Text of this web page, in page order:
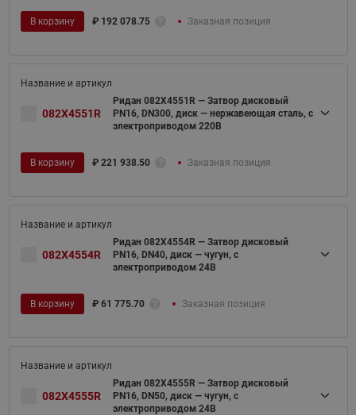
В корзину ₽ 192 078.75 Заказная позиция
082X4551R
Ридан 082X4551R — Затвор дисковый
PN16, DN300, диск — нержавеющая сталь, с
электроприводом 220В
В корзину ₽ 221 938.50 Заказная позиция
082X4554R
Ридан 082X4554R — Затвор дисковый
PN16, DN40, диск — чугун, с
электроприводом 24В
В корзину ₽ 61 775.70 Заказная позиция
082X4555R
Ридан 082X4555R — Затвор дисковый
PN16, DN50, диск — чугун, с
электроприводом 24В